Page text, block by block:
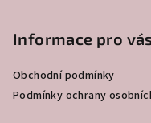
Informace pro
Obchodní podmínky
Podmínky ochrany